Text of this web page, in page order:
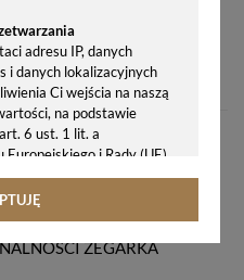
adresu IP, danych
i danych lokalizacyjnych
Ci wejścia na naszą
na podstawie
6 ust. 1 lit. a
Europejskiego i Rady (UE)
sprawie ochrony osób
danych
tj. RODO).
zł
ZEGARKA